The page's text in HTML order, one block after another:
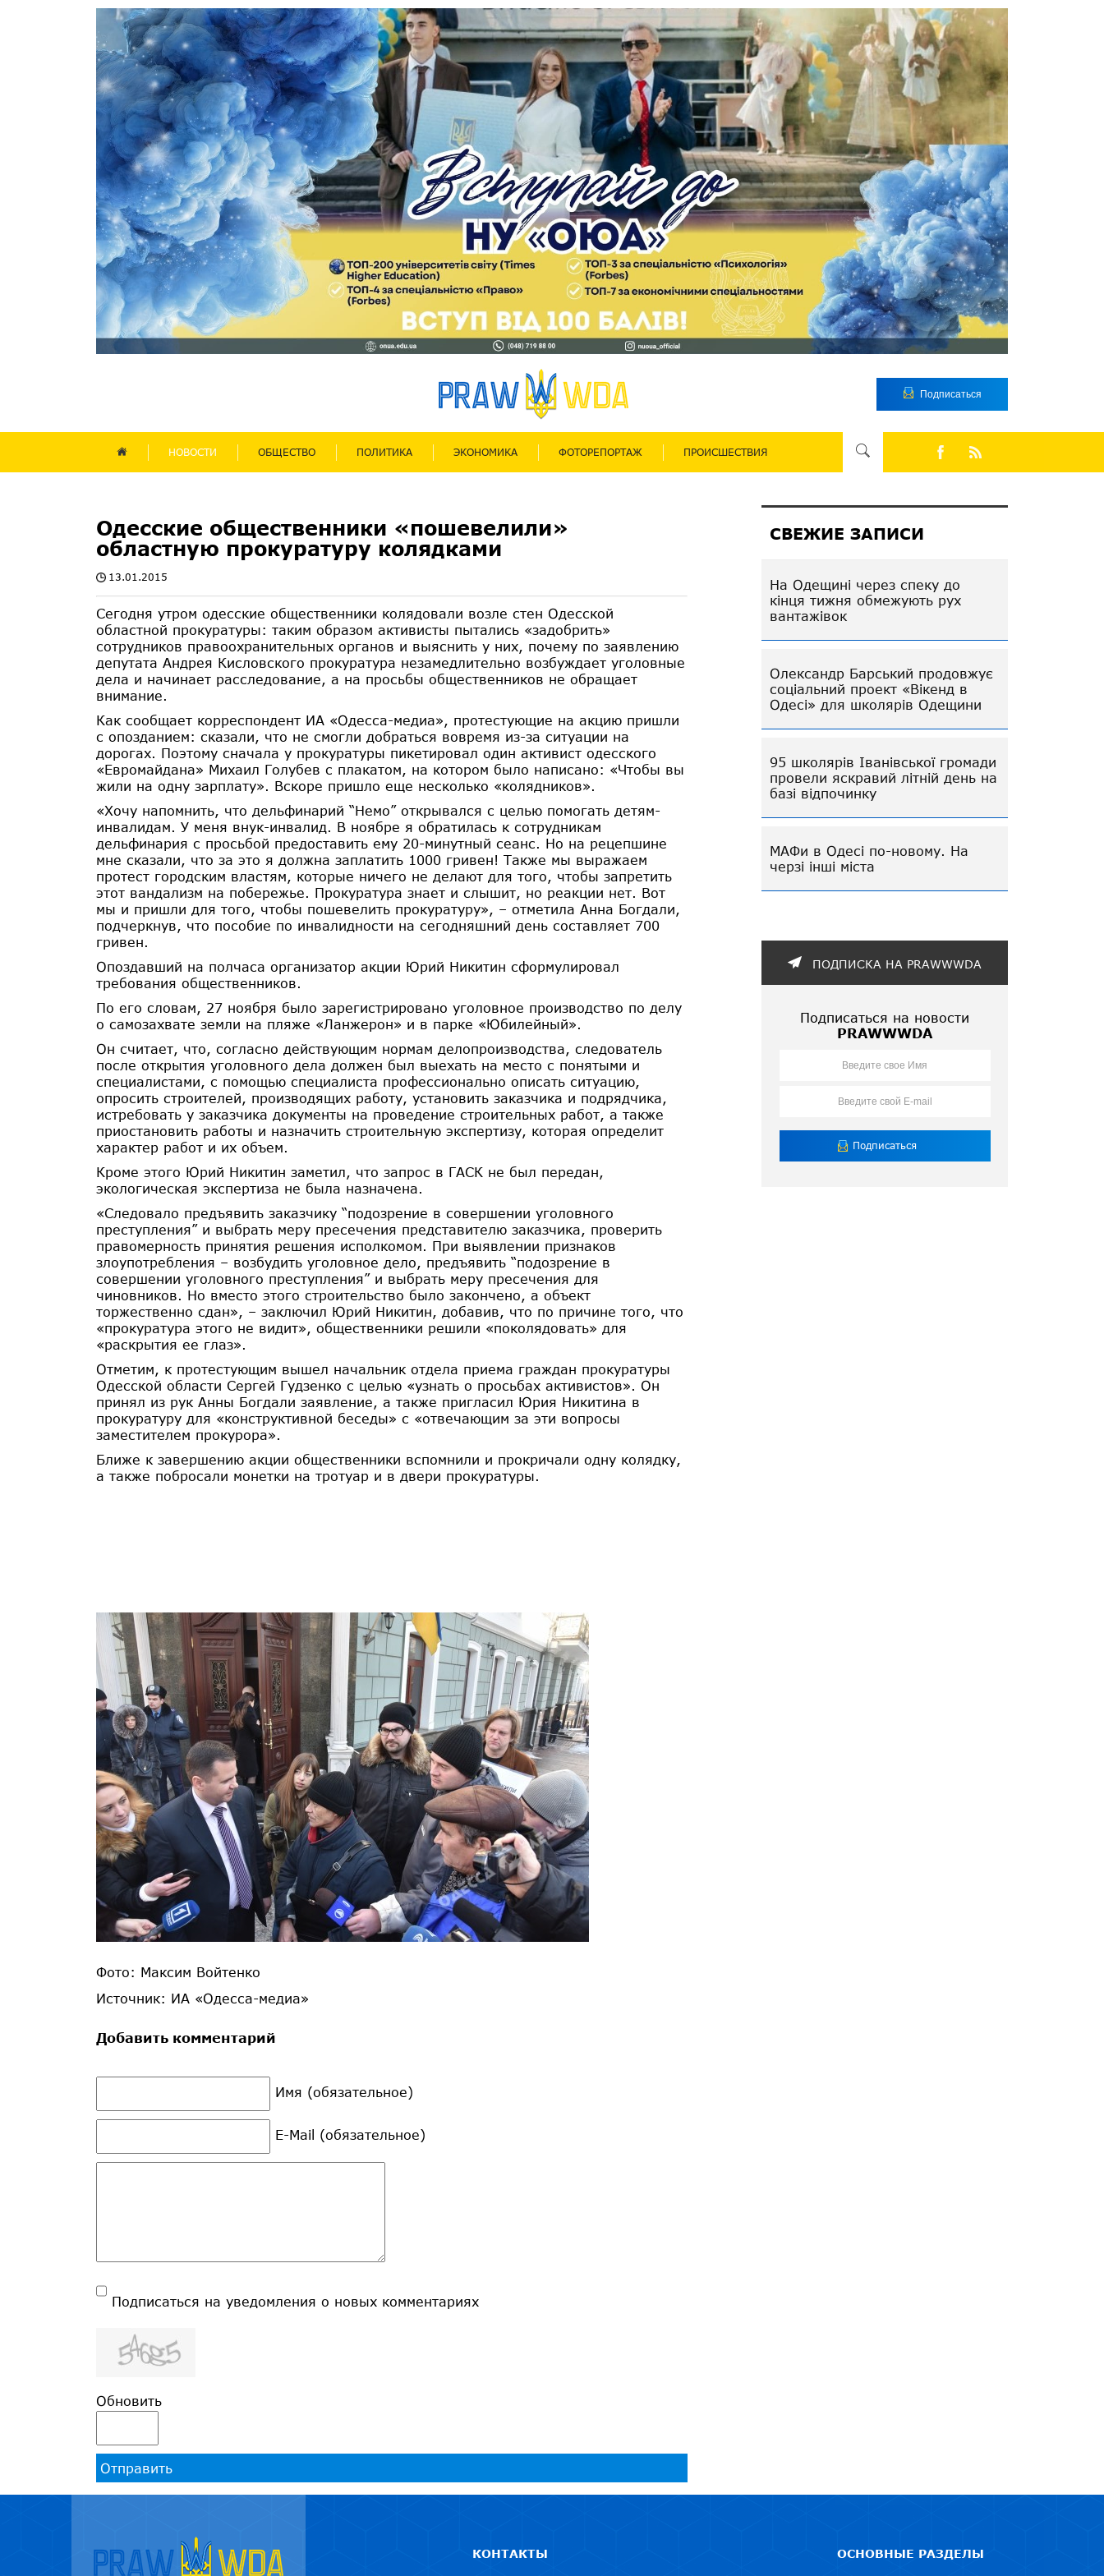
Подписаться
НОВОСТИ ОБЩЕСТВО ПОЛИТИКА ЭКОНОМИКА ФОТОРЕПОРТАЖ ПРОИСШЕСТВИЯ
Одесские общественники «пошевелили»
областную прокуратуру колядками
13.01.2015
Сегодня утром одесские общественники колядовали возле стен Одесской
областной прокуратуры: таким образом активисты пытались «задобрить»
сотрудников правоохранительных органов и выяснить у них, почему по заявлению
депутата Андрея Кисловского прокуратура незамедлительно возбуждает уголовные
дела и начинает расследование, а на просьбы общественников не обращает
внимание.
Как сообщает корреспондент ИА «Одесса-медиа», протестующие на акцию пришли
с опозданием: сказали, что не смогли добраться вовремя из-за ситуации на
дорогах. Поэтому сначала у прокуратуры пикетировал один активист одесского
«Евромайдана» Михаил Голубев с плакатом, на котором было написано: «Чтобы вы
жили на одну зарплату». Вскоре пришло еще несколько «колядников».
«Хочу напомнить, что дельфинарий “Немо” открывался с целью помогать детям-
инвалидам. У меня внук-инвалид. В ноябре я обратилась к сотрудникам
дельфинария с просьбой предоставить ему 20-минутный сеанс. Но на рецепшине
мне сказали, что за это я должна заплатить 1000 гривен! Также мы выражаем
протест городским властям, которые ничего не делают для того, чтобы запретить
этот вандализм на побережье. Прокуратура знает и слышит, но реакции нет. Вот
мы и пришли для того, чтобы пошевелить прокуратуру», – отметила Анна Богдали,
подчеркнув, что пособие по инвалидности на сегодняшний день составляет 700
гривен.
Опоздавший на полчаса организатор акции Юрий Никитин сформулировал
требования общественников.
По его словам, 27 ноября было зарегистрировано уголовное производство по делу
о самозахвате земли на пляже «Ланжерон» и в парке «Юбилейный».
Он считает, что, согласно действующим нормам делопроизводства, следователь
после открытия уголовного дела должен был выехать на место с понятыми и
специалистами, с помощью специалиста профессионально описать ситуацию,
опросить строителей, производящих работу, установить заказчика и подрядчика,
истребовать у заказчика документы на проведение строительных работ, а также
приостановить работы и назначить строительную экспертизу, которая определит
характер работ и их объем.
Кроме этого Юрий Никитин заметил, что запрос в ГАСК не был передан,
экологическая экспертиза не была назначена.
«Следовало предъявить заказчику “подозрение в совершении уголовного
преступления” и выбрать меру пресечения представителю заказчика, проверить
правомерность принятия решения исполкомом. При выявлении признаков
злоупотребления – возбудить уголовное дело, предъявить “подозрение в
совершении уголовного преступления” и выбрать меру пресечения для
чиновников. Но вместо этого строительство было закончено, а объект
торжественно сдан», – заключил Юрий Никитин, добавив, что по причине того, что
«прокуратура этого не видит», общественники решили «поколядовать» для
«раскрытия ее глаз».
Отметим, к протестующим вышел начальник отдела приема граждан прокуратуры
Одесской области Сергей Гудзенко с целью «узнать о просьбах активистов». Он
принял из рук Анны Богдали заявление, а также пригласил Юрия Никитина в
прокуратуру для «конструктивной беседы» с «отвечающим за эти вопросы
заместителем прокурора».
Ближе к завершению акции общественники вспомнили и прокричали одну колядку,
а также побросали монетки на тротуар и в двери прокуратуры.
Фото: Максим Войтенко
Источник: ИА «Одесса-медиа»
Добавить комментарий
Имя (обязательное)
E-Mail (обязательное)
Подписаться на уведомления о новых комментариях
Обновить
Отправить
СВЕЖИЕ ЗАПИСИ
На Одещині через спеку до
кінця тижня обмежують рух
вантажівок
Олександр Барський продовжує
соціальний проект «Вікенд в
Одесі» для школярів Одещини
95 школярів Іванівської громади
провели яскравий літній день на
базі відпочинку
МАФи в Одесі по-новому. На
черзі інші міста
ПОДПИСКА НА PRAWWWDA
Подписаться на новости
PRAWWWDA
КОНТАКТЫ ОСНОВНЫЕ РАЗДЕЛЫ